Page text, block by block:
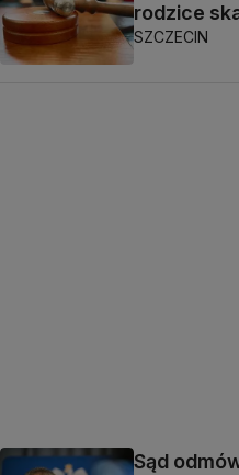
rodzice
SZCZECIN
Sąd